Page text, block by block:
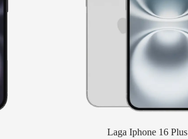
Laga Iphone 16 Plus